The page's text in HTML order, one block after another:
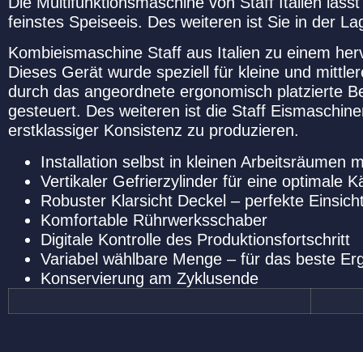
feinstes Speiseeis. Des weiteren ist Sie in der
Kombieismaschine Staff aus Italien zu einem
Dieses Gerät wurde speziell für kleine und
durch das angeordnete ergonomisch platzierte
gesteuert. Des weiteren ist die Staff
erstklassiger Konsistenz zu produzieren.
Installation selbst in kleinen Arbeitsräumen
Vertikaler Gefrierzylinder für eine optimale
Robuster Klarsicht Deckel – perfekte
Komfortable Rührwerksschaber
Digitale Kontrolle des Produktionsfortschritt
Variabel wählbare Menge – für das beste
Konservierung am Zyklusende